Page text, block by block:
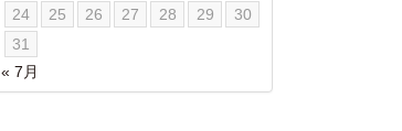
24
25 26 27 28 29
30
31
« 7月